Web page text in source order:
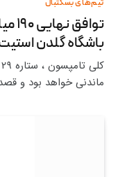
تیم‌های بسکتبال
باشگاه گلدن
ماندنی خواهد بود و